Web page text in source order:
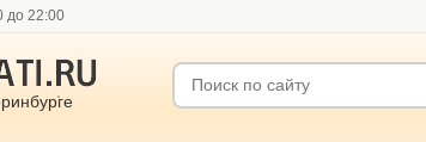
до 22:00